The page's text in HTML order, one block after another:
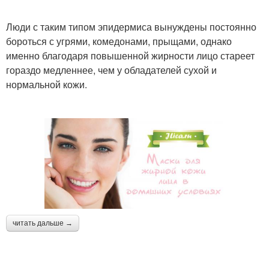
Люди с таким типом эпидермиса вынуждены постоянно
бороться с угрями, комедонами, прыщами, однако
именно благодаря повышенной жирности лицо стареет
гораздо медленнее, чем у обладателей сухой и
нормальной кожи.
читать дальше →